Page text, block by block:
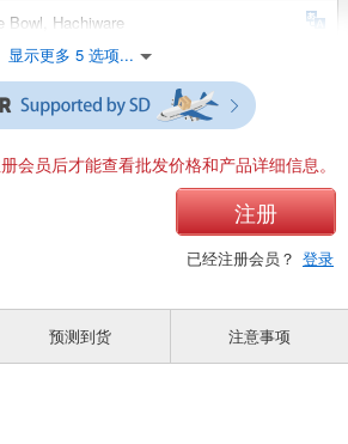
Bowl, Hachiware
10点/组
Nora
10点/组 售罄
10点/组 售罄
显示更多 5 选项...
会员后才能查看批发价格和产品详细信息。
注册
已经注册会员？ 登录
预测到货 注意事项